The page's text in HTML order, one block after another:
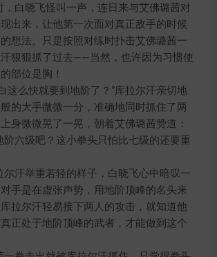
晓飞怪叫一声，连日来与艾佛璐茜对
出来，让他第一次面对真正敌手的时候
想法。只是按照对练时扑击艾佛璐茜一
狠狠抓了过去——当然，也许因为习惯使
部位是胸！
么快就要到地阶了？”库拉尔汗亲切地
的大手微微一分，准确地同时抓住了两
身微微晃了一晃，朝着艾佛璐茜赞道：
阶六级吧？这小拳头只怕比七级的还要重
举重若轻的样子，白晓飞心中暗叹一
手是在虚张声势，用地阶顶峰的名头来
拉尔汗轻易接下两人的攻击，就知道他
正处于地阶顶峰的武者，才能做到这个